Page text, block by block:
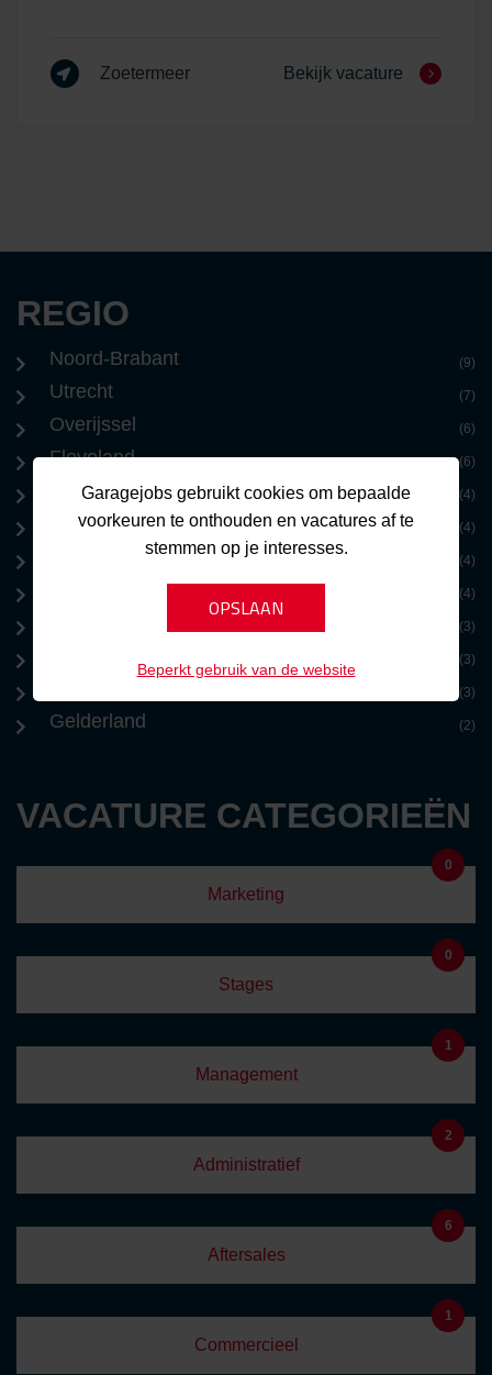
Zoetermeer Bekijk vacature
REGIO
Noord-Brabant (9)
Utrecht (7)
Overijssel (6)
Flevoland (6)
Zuid-Holland (4)
Drenthe (4)
(4)
(4)
(3)
(3)
(3)
Gelderland (2)
VACATURE CATEGORIEËN
Marketing
0
Stages
0
Management
1
Administratief
2
Aftersales
6
Commercieel
1
Garagejobs gebruikt cookies om bepaalde
voorkeuren te onthouden en vacatures af te
stemmen op je interesses.
Beperkt gebruik van de website